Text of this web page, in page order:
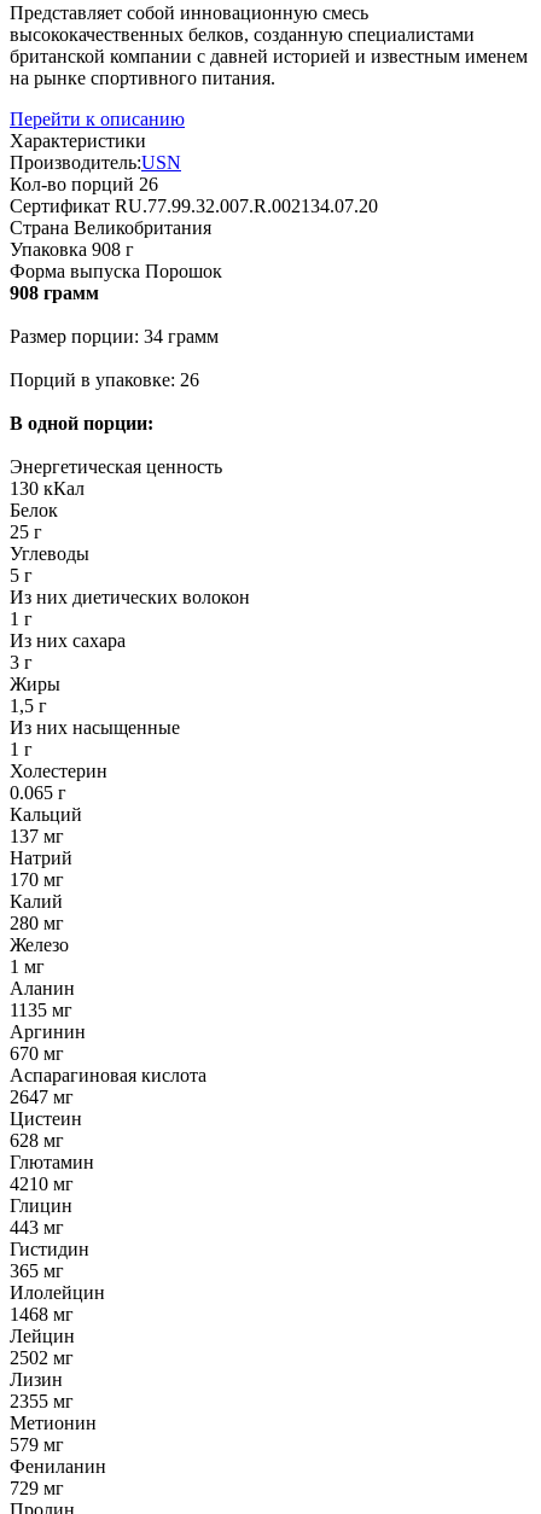
Представляет собой инновационную смесь
высококачественных белков, созданную специалистами
британской компании с давней историей и известным именем
на рынке спортивного питания.
Перейти к описанию
Характеристики
Производитель:USN
Кол-во порций 26
Сертификат RU.77.99.32.007.R.002134.07.20
Страна Великобритания
Упаковка 908 г
Форма выпуска Порошок
908 грамм
Размер порции: 34 грамм
Порций в упаковке: 26
В одной порции:
Энергетическая ценность
130 кКал
Белок
25 г
Углеводы
5 г
Из них диетических волокон
1 г
Из них сахара
3 г
Жиры
1,5 г
Из них насыщенные
1 г
Холестерин
0.065 г
Кальций
137 мг
Натрий
170 мг
Калий
280 мг
Железо
1 мг
Аланин
1135 мг
Аргинин
670 мг
Аспарагиновая кислота
2647 мг
Цистеин
628 мг
Глютамин
4210 мг
Глицин
443 мг
Гистидин
365 мг
Илолейцин
1468 мг
Лейцин
2502 мг
Лизин
2355 мг
Метионин
579 мг
Фениланин
729 мг
Пролин